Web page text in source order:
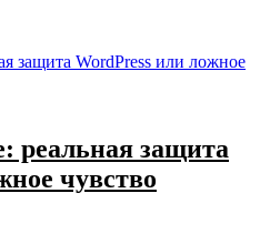
реальная защита
чувство